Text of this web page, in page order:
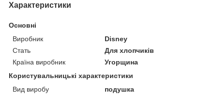
Характеристики
Основні
Виробник
Disney
Стать
Для хлопчиків
Країна виробник
Угорщина
Користувальницькі характеристики
Вид виробу
подушка